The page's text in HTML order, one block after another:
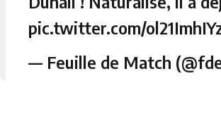
pic.twitter.com/
— Feuille de Match